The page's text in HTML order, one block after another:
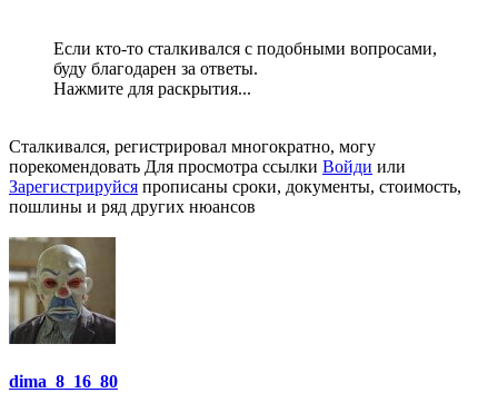
Если кто-то сталкивался с подобными вопросами,
буду благодарен за ответы.
Нажмите для раскрытия...
Сталкивался, регистрировал многократно, могу
порекомендовать Для просмотра ссылки Войди или
Зарегистрируйся прописаны сроки, документы, стоимость,
пошлины и ряд других нюансов
dima_8_16_80